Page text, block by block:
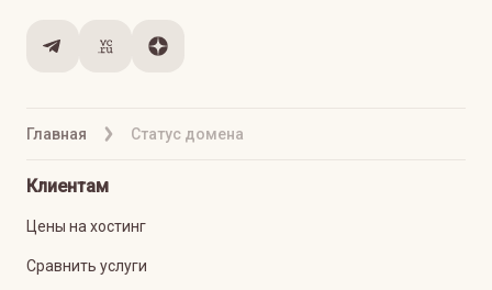
Главная Статус домена
Клиентам
Цены на хостинг
Сравнить услуги